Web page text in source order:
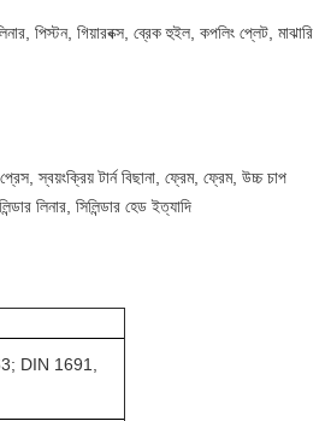
পিস্টন, গিয়ারবক্স, ব্রেক হুইল, কপলিং প্লেট, মাঝারি
স্বয়ংক্রিয় টার্ন বিছানা, ফ্রেম, ফ্রেম, উচ্চ চাপ
লিনার, সিলিন্ডার হেড ইত্যাদি
DIN 1691,